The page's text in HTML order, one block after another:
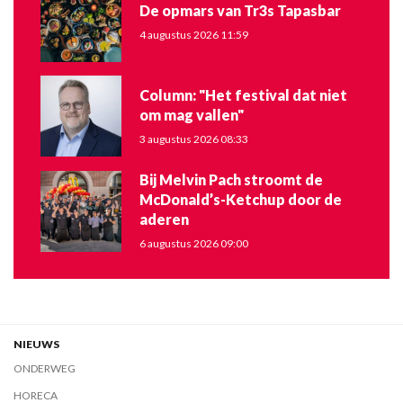
De opmars van Tr3s Tapasbar
4 augustus 2026 11:59
Column: "Het festival dat niet
om mag vallen"
3 augustus 2026 08:33
Bij Melvin Pach stroomt de
McDonald’s-Ketchup door de
aderen
6 augustus 2026 09:00
NIEUWS
ONDERWEG
HORECA